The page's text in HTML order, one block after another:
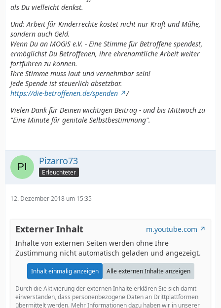
als Du vielleicht denkst.
Und: Arbeit für Kinderrechte kostet nicht nur Kraft und Mühe,
sondern auch Geld.
Wenn Du an MOGiS e.V. - Eine Stimme für Betroffene spendest,
ermöglichst Du Betroffenen, ihre ehrenamtliche Arbeit weiter
fortführen zu können.
Ihre Stimme muss laut und vernehmbar sein!
Jede Spende ist steuerlich absetzbar.
https://die-betroffenen.de/spenden
/
Vielen Dank für Deinen wichtigen Beitrag - und bis Mittwoch zu
"Eine Minute für genitale Selbstbestimmung".
Pizarro73
Erleuchteter
12. Dezember 2018 um 15:35
Externer Inhalt
m.youtube.com
Inhalte von externen Seiten werden ohne Ihre
Zustimmung nicht automatisch geladen und angezeigt.
Inhalt einmalig anzeigen Alle externen Inhalte anzeigen
Durch die Aktivierung der externen Inhalte erklären Sie sich damit
einverstanden, dass personenbezogene Daten an Drittplattformen
übermittelt werden. Mehr Informationen dazu haben wir in unserer